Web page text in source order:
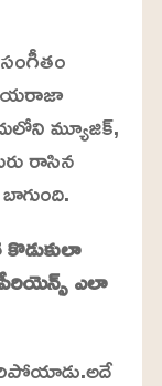
మ్యూజిక్,
రాసిన
ఎలా